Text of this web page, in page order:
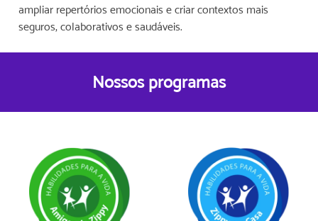
ampliar repertórios emocionais e criar contextos mais
seguros, colaborativos e saudáveis.
Nossos programas